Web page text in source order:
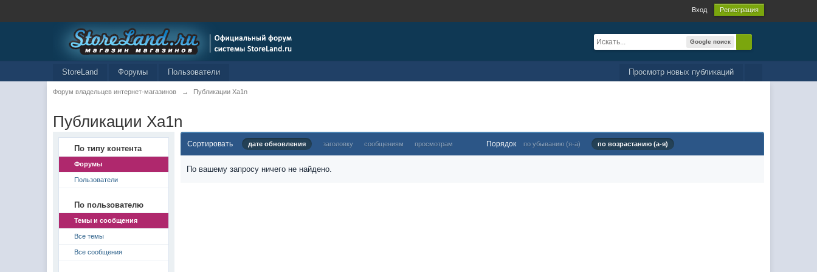
Вход Регистрация
Google поиск
Просмотр новых публикаций
StoreLand Форумы Пользователи
Форум владельцев интернет-магазинов → Публикации Xa1n
Публикации Xa1n
По типу контента
Форумы
Пользователи
По пользователю
Темы и сообщения
Все темы
Все сообщения
Сортировать дате обновления заголовку сообщениям просмотрам Порядок по убыванию (я-а) по возрастанию (а-я)
По вашему запросу ничего не найдено.